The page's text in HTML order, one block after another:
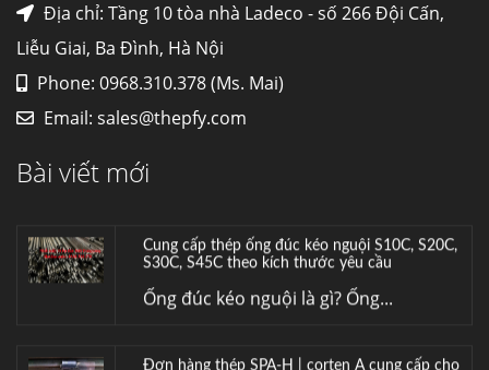
Địa chỉ: Tầng 10 tòa nhà Ladeco - số 266 Đội Cấn,
Liễu Giai, Ba Đình, Hà Nội
Phone: 0968.310.378 (Ms. Mai)
Email: sales@thepfy.com
Bài viết mới
Inox (thép không gỉ) là một trong...
LỰA CHỌN TỐI ƯU CHO MÔI TRƯỜNG
Hợp kim đồng C70600 (CuNi 90/10) –...
Cung cấp thép ống đúc kéo nguội S10C, S20C,
S30C, S45C theo kích thước yêu cầu
Ống đúc kéo nguội là gì? Ống...
Đơn hàng thép SPA-H | corten A cung cấp cho